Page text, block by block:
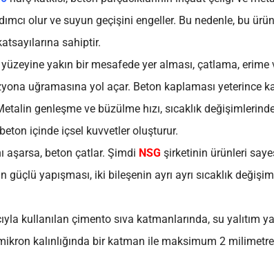
olur ve suyun geçişini engeller. Bu nedenle, bu
sahiptir.
yakın bir mesafede yer alması, çatlama,
uğramasına yol açar. Beton kaplaması yeterince
genleşme ve büzülme hızı, sıcaklık
içinde içsel kuvvetler oluşturur.
aşarsa, beton çatlar. Şimdi NSG şirketinin ürünleri
yapışması, iki bileşenin ayrı ayrı sıcaklık
kullanılan çimento sıva katmanlarında, su yalıtım
kalınlığında bir katman ile maksimum 2